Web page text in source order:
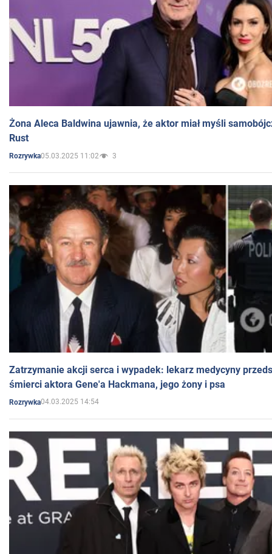
Żona Aleca Baldwina ujawnia, że aktor miał myśli
Rust
Rozrywka05.03.2025 11:02 3
Zatrzymanie akcji serca i wypadek: lekarz medycyny
śmierci aktora Gene'a Hackmana, jego żony i psa
Rozrywka04.03.2025 14:54